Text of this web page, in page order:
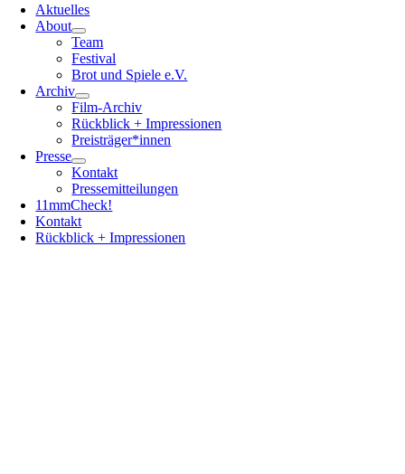
Aktuelles
About
Team
Festival
Brot und Spiele e.V.
Archiv
Film-Archiv
Rückblick + Impressionen
Preisträger*innen
Presse
Kontakt
Pressemitteilungen
11mmCheck!
Kontakt
Rückblick + Impressionen